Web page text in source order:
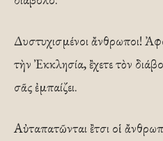
Δυστυχισμένοι ἄνθρωποι!
τὴν Ἐκκλησία, ἒχετε τὸν
σᾶς ἐμπαίζει.
Αὐταπατῶνται ἒτσι οἱ